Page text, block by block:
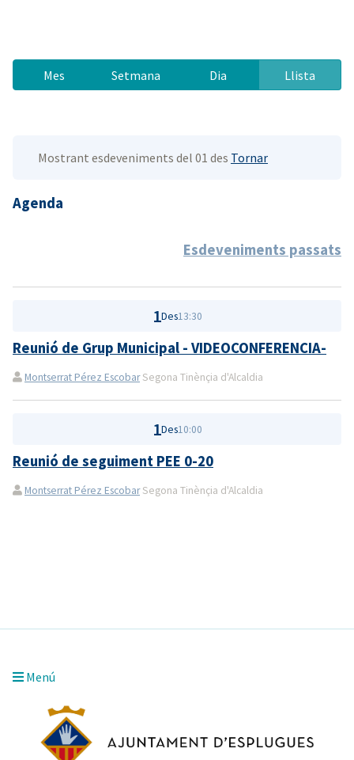
Mes Setmana Dia Llista
Mostrant esdeveniments del 01 des Tornar
Agenda
Esdeveniments passats
1Des13:30
Reunió de Grup Municipal - VIDEOCONFERENCIA-
Montserrat Pérez EscobarSegona Tinènçia d'Alcaldia
1Des10:00
Reunió de seguiment PEE 0-20
Montserrat Pérez EscobarSegona Tinènçia d'Alcaldia
Menú